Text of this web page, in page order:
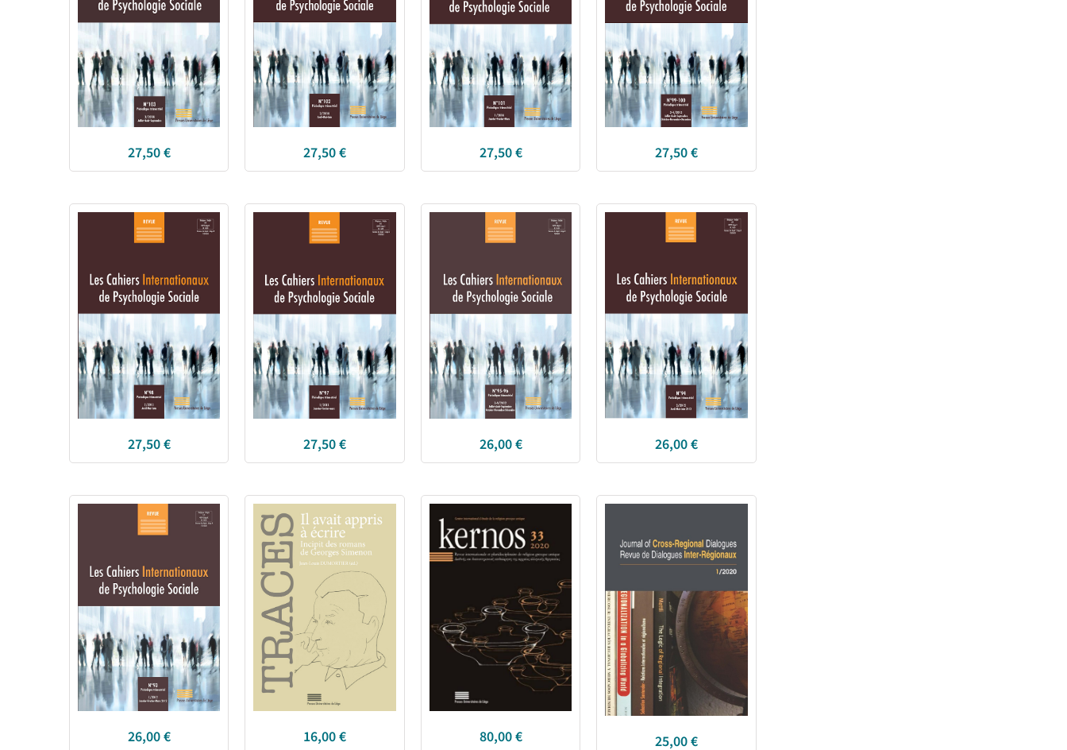
de Psychologie
Sociale 103
27,50€
de Psychologie
Sociale 102
27,50€
de Psychologie
Sociale 101
27,50€
de Psychologie
Sociale 099-100
27,50€
Internationaux
de Psychologie
Sociale 098
27,50€
Internationaux
de Psychologie
Sociale 097
27,50€
Internationaux
de Psychologie
Sociale 095-096
26,00€
Internationaux
de Psychologie
Sociale 094
26,00€
Internationaux
de Psychologie
Sociale 093
26,00€
Il avait appris à
16,00€ 80,00€
Regional
Revue de
dialogues inter-
régionaux –
25,00€